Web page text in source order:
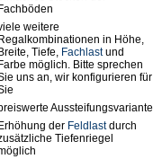
Fachböden
weitere
Regalkombinationen in Höhe,
Breite, Tiefe, Fachlastund
Farbe möglich. Bitte sprechen
uns an, wir konfigurieren für
Aussteifungsvariante
Erhöhung der Feldlastdurch
Tiefenriegel